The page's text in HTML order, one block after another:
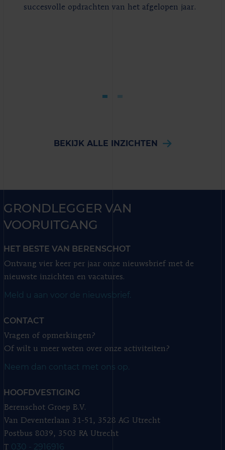
succesvolle opdrachten van het afgelopen jaar.
BEKIJK ALLE INZICHTEN
GRONDLEGGER VAN
VOORUITGANG
HET BESTE VAN BERENSCHOT
Ontvang vier keer per jaar onze nieuwsbrief met de
nieuwste inzichten en vacatures.
Meld u aan voor de nieuwsbrief.
CONTACT
Vragen of opmerkingen?
Of wilt u meer weten over onze activiteiten?
Neem dan contact met ons op.
HOOFDVESTIGING
Berenschot Groep B.V.
Van Deventerlaan 31-51, 3528 AG Utrecht
Postbus 8039, 3503 RA Utrecht
T 030 - 2916916